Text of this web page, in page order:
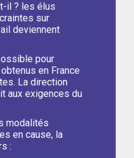
il ? les élus
sur
deviennent
pour
en France
La direction
aux exigences du
modalités
en cause, la
: